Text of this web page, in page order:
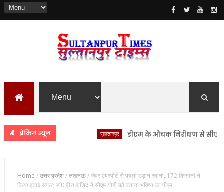
ब्रेकिंग न्यूज डीएम के औचक निरीक्षण से सीएचसी
Home /उत्तर प्रदेश/लखनऊ/जेवर एयरपोर्ट से पहली उड़ान रवाना, 172 किसानों ने
किया हवाई सफर; डॉ0 हीरा राशिद ने सीएम योगी को बताया भविष्य का पीएम